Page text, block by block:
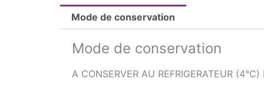
Mode de conservation
Mode de conservation
A CONSERVER AU REFRIGERATEUR